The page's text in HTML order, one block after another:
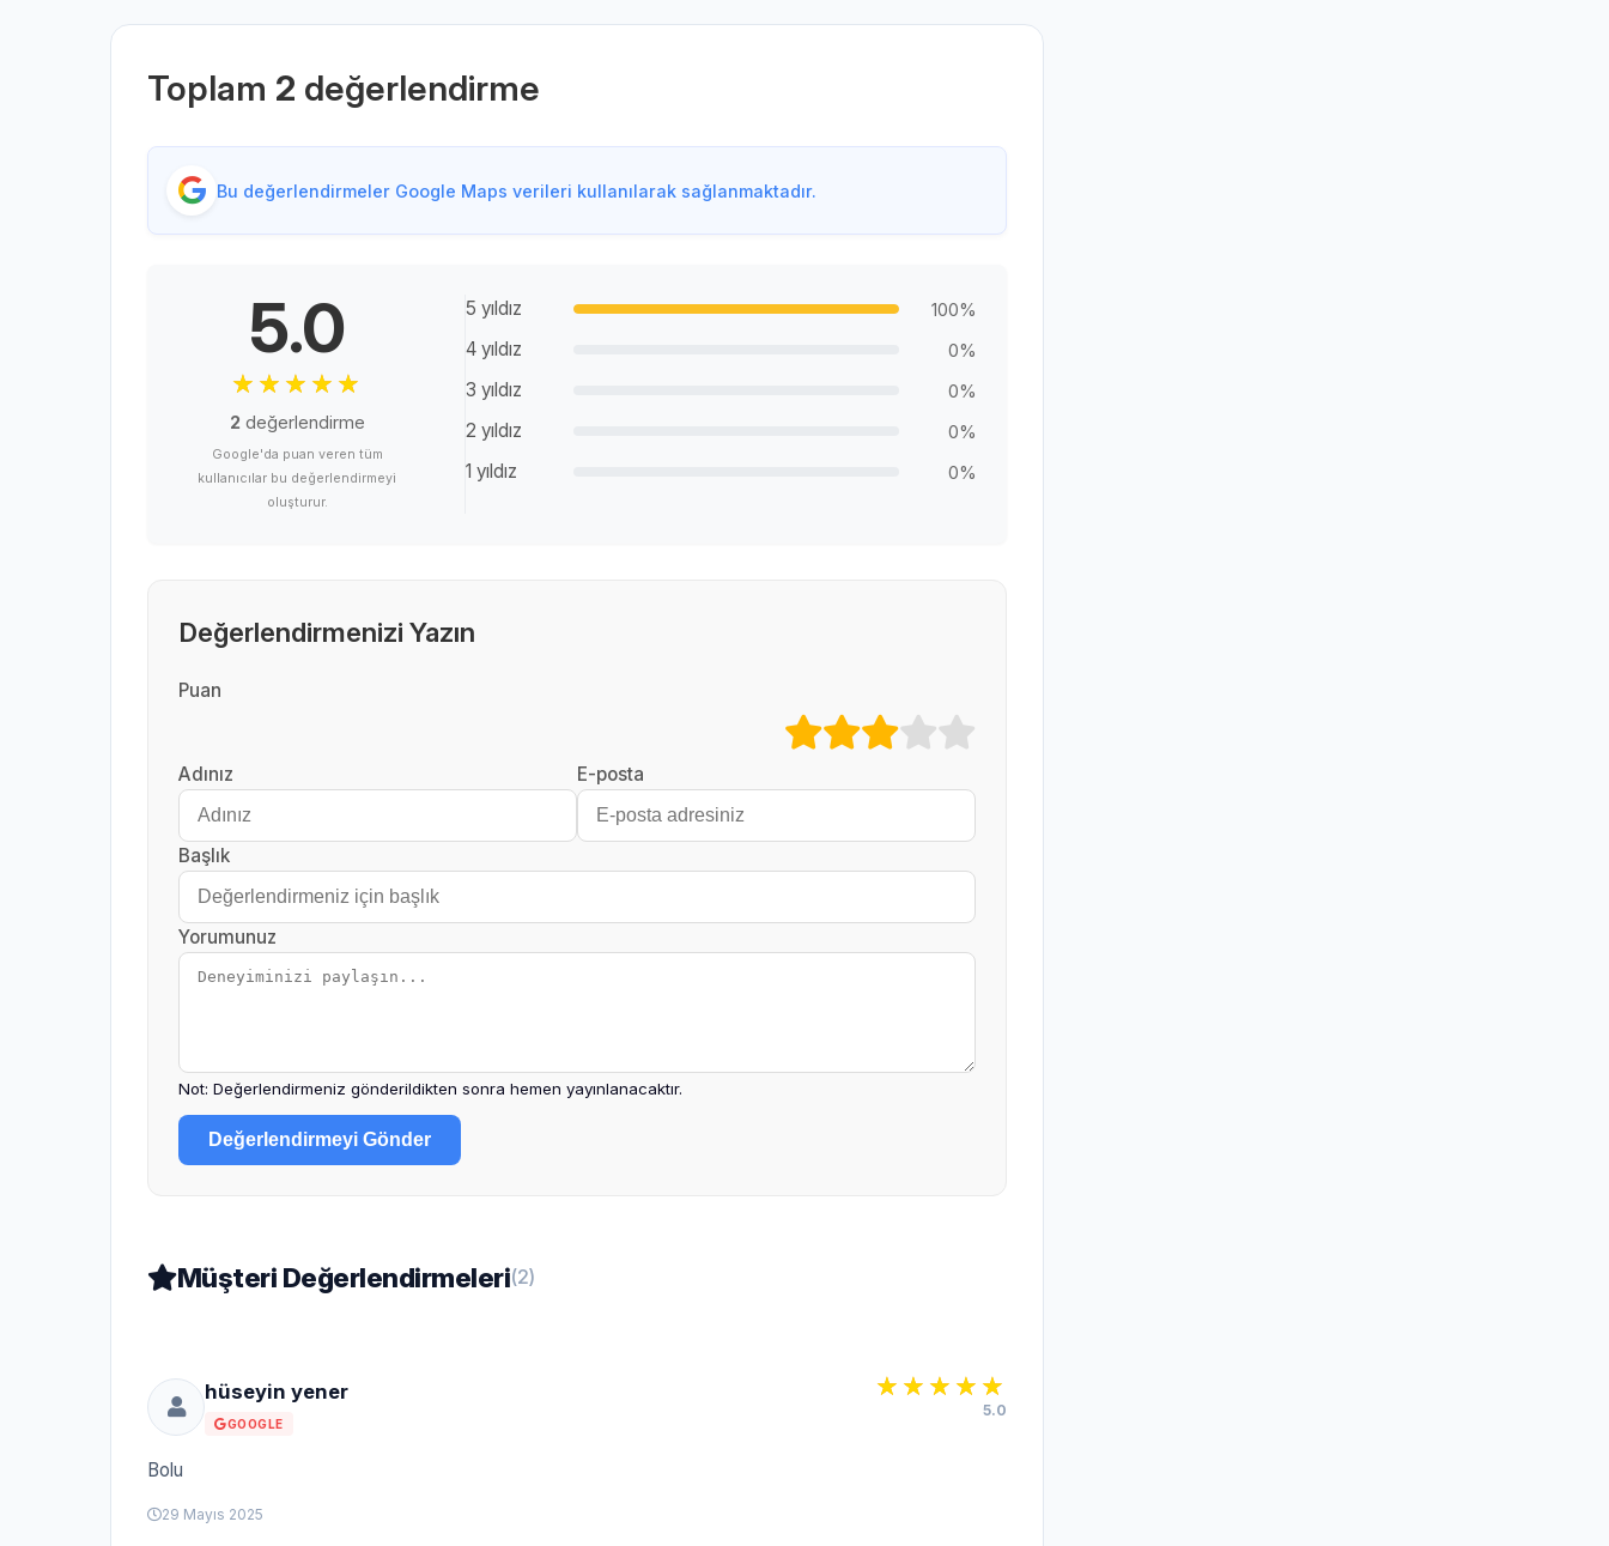
Toplam 2 değerlendirme
Bu değerlendirmeler Google Maps verileri kullanılarak sağlanmaktadır.
5.0
2 değerlendirme
Google'da puan veren tüm
kullanıcılar bu değerlendirmeyi
oluşturur.
5 yıldız 100%
4 yıldız 0%
3 yıldız 0%
2 yıldız 0%
1 yıldız 0%
Değerlendirmenizi Yazın
Puan
Adınız E-posta
Başlık
Yorumunuz
Not: Değerlendirmeniz gönderildikten sonra hemen yayınlanacaktır.
Değerlendirmeyi Gönder
Müşteri Değerlendirmeleri(2)
hüseyin yener
GOOGLE
5.0
Bolu
29 Mayıs 2025